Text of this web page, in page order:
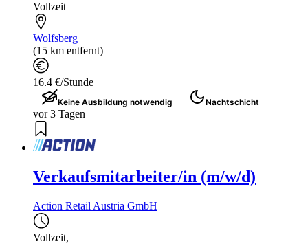
Vollzeit
Wolfsberg
(15 km entfernt)
16.4 €/Stunde
Keine Ausbildung notwendig Nachtschicht
vor 3 Tagen
Verkaufsmitarbeiter/in (m/w/d)
Action Retail Austria GmbH
Vollzeit,